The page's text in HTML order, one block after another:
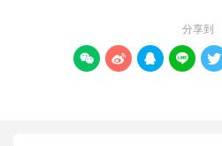
分享到
    